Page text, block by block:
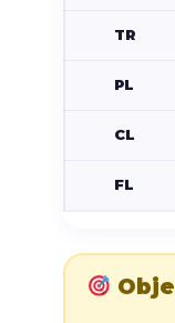
TR
PL
CL
FL